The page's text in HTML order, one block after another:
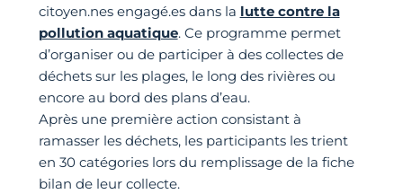
citoyen.nes engagé.es dans la lutte contre la
pollution aquatique. Ce programme permet
d’organiser ou de participer à des collectes de
déchets sur les plages, le long des rivières ou
encore au bord des plans d’eau.
Après une première action consistant à
ramasser les déchets, les participants les trient
en 30 catégories lors du remplissage de la fiche
bilan de leur collecte.